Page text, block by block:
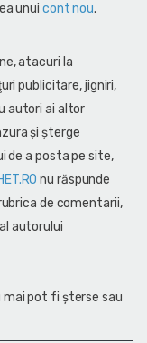
unui cont nou.
atacuri la
publicitare, jigniri,
autori ai altor
și şterge
de a posta pe site,
nu răspunde
de comentarii,
autorului
pot fi șterse sau